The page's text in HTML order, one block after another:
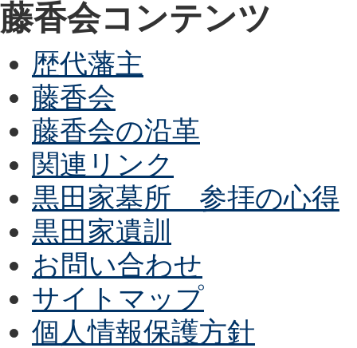
藤香会コンテンツ
歴代藩主
藤香会
藤香会の沿革
関連リンク
黒田家墓所 参拝の心得
黒田家遺訓
お問い合わせ
サイトマップ
個人情報保護方針